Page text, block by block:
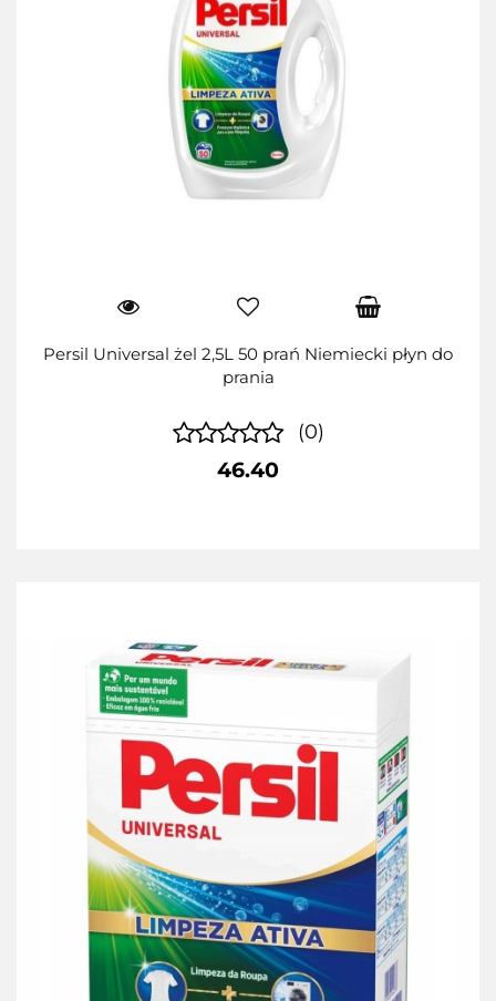
Persil Universal żel 2,5L 50 prań Niemiecki płyn do
prania
(0)
46.40